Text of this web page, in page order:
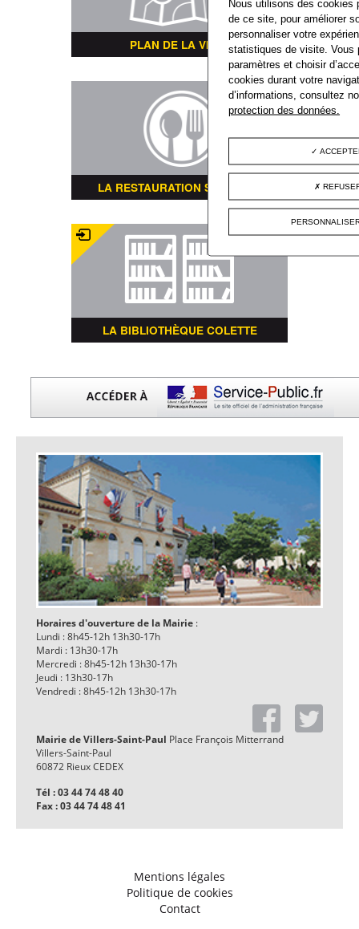
PLAN DE LA VILLE
LA RESTAURATION SCOLAIRE
LA BIBLIOTHÈQUE COLETTE
Horaires d'ouverture de la Mairie :
Lundi : 8h45-12h 13h30-17h
Mardi : 13h30-17h
Mercredi : 8h45-12h 13h30-17h
Jeudi : 13h30-17h
Vendredi : 8h45-12h 13h30-17h
Mairie de Villers-Saint-Paul Place François Mitterrand
Villers-Saint-Paul
60872 Rieux CEDEX
Tél : 03 44 74 48 40
Fax : 03 44 74 48 41
Mentions légales
Politique de cookies
Contact
Nous utilisons des cookies
de ce site, pour améliorer
personnaliser votre
statistiques de visite. Vous
paramètres et choisir
cookies durant votre
d’informations, consultez
protection des données.